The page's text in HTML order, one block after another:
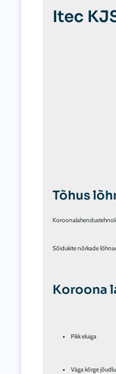
Itec
Tõhus
Sõidukite nõrkade
Koroona
Pikk eluiga
Väga kõrge